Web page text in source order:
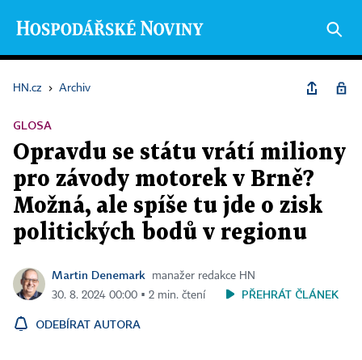
HN.cz › Archiv
GLOSA
Opravdu se státu vrátí miliony
pro závody motorek v Brně?
Možná, ale spíše tu jde o zisk
politických bodů v regionu
Martin Denemark
manažer redakce HN
30. 8. 2024 00:00 ▪ 2 min. čtení
PŘEHRÁT ČLÁNEK
ODEBÍRAT AUTORA